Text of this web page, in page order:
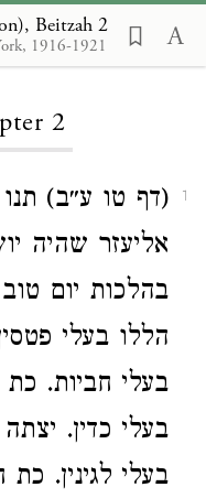
Beitzah 2
1916-1921
2
1
(דף טו ע״ב)
אליעזר שהיה
בהלכות יום
הללו בעלי
בעלי חביות.
בעלי כדין.
בעלי לגינין.